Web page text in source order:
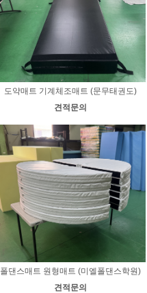
도약매트 기계체조매트 (문무태권도)
견적문의
폴댄스매트 원형매트 (미엘폴댄스학원)
견적문의